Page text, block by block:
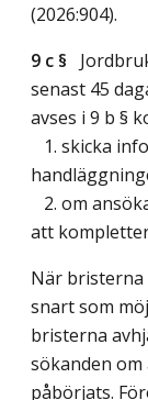
(2026:904).
9 c §
senast 45
avses i 9 b §
1. skicka
2. om
att
När bristerna
snart som
bristerna
sökanden
påbörjats.